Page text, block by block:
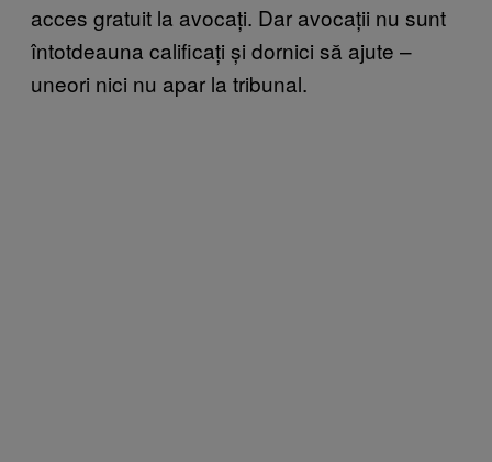
acces gratuit la avocați. Dar avocații nu sunt
întotdeauna calificați și dornici să ajute –
uneori nici nu apar la tribunal.